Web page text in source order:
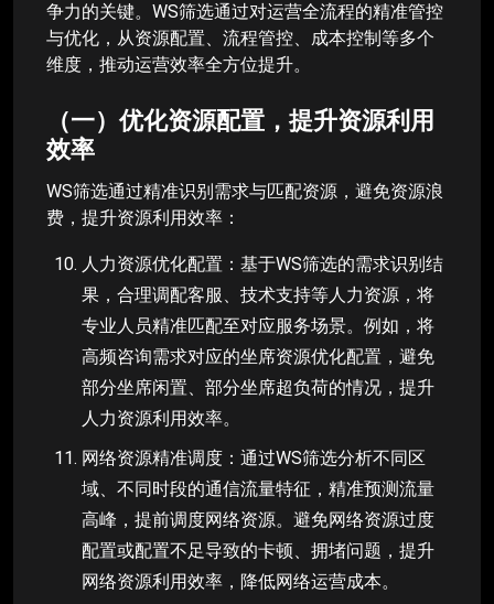
争力的关键。WS筛选通过对运营全流程的精准管控
与优化，从资源配置、流程管控、成本控制等多个
维度，推动运营效率全方位提升。
（一）优化资源配置，提升资源利用
效率
WS筛选通过精准识别需求与匹配资源，避免资源浪
费，提升资源利用效率：
人力资源优化配置：基于WS筛选的需求识别结
果，合理调配客服、技术支持等人力资源，将
专业人员精准匹配至对应服务场景。例如，将
高频咨询需求对应的坐席资源优化配置，避免
部分坐席闲置、部分坐席超负荷的情况，提升
人力资源利用效率。
网络资源精准调度：通过WS筛选分析不同区
域、不同时段的通信流量特征，精准预测流量
高峰，提前调度网络资源。避免网络资源过度
配置或配置不足导致的卡顿、拥堵问题，提升
网络资源利用效率，降低网络运营成本。